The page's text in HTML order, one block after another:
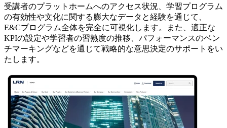
受講者のプラットホームへのアクセス状況、学習プログラム
の有効性や文化に関する膨大なデータと経験を通じて、
E&Cプログラム全体を完全に可視化します。また、適正な
KPIの設定や学習者の習熟度の推移、パフォーマンスのベン
チマーキングなどを通じて戦略的な意思決定のサポートをい
たします。